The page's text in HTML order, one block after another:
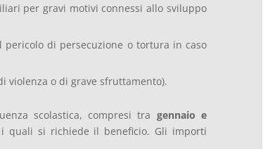
per gravi motivi connessi allo sviluppo
pericolo di persecuzione o tortura in caso
violenza o di grave sfruttamento).
scolastica, compresi tra gennaio e
quali si richiede il beneficio. Gli importi